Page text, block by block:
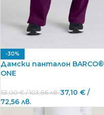
-30%
Дамски панталон BARCO®
ONE
53,00€/ 103,66 лв.37,10 € /
72,56 лв.